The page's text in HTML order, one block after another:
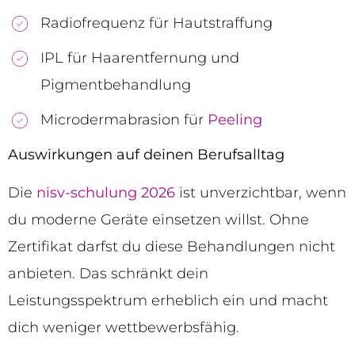
Radiofrequenz für Hautstraffung
IPL für Haarentfernung und
Pigmentbehandlung
Microdermabrasion für Peeling
Auswirkungen auf deinen Berufsalltag
Die nisv-schulung 2026 ist unverzichtbar, wenn
du moderne Geräte einsetzen willst. Ohne
Zertifikat darfst du diese Behandlungen nicht
anbieten. Das schränkt dein
Leistungsspektrum erheblich ein und macht
dich weniger wettbewerbsfähig.